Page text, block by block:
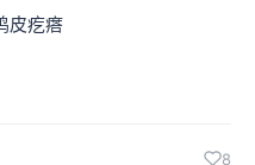
皮疙瘩
8